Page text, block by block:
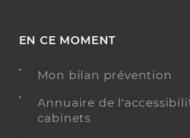
EN CE MOMENT
Mon bilan prévention
Annuaire de
cabinets